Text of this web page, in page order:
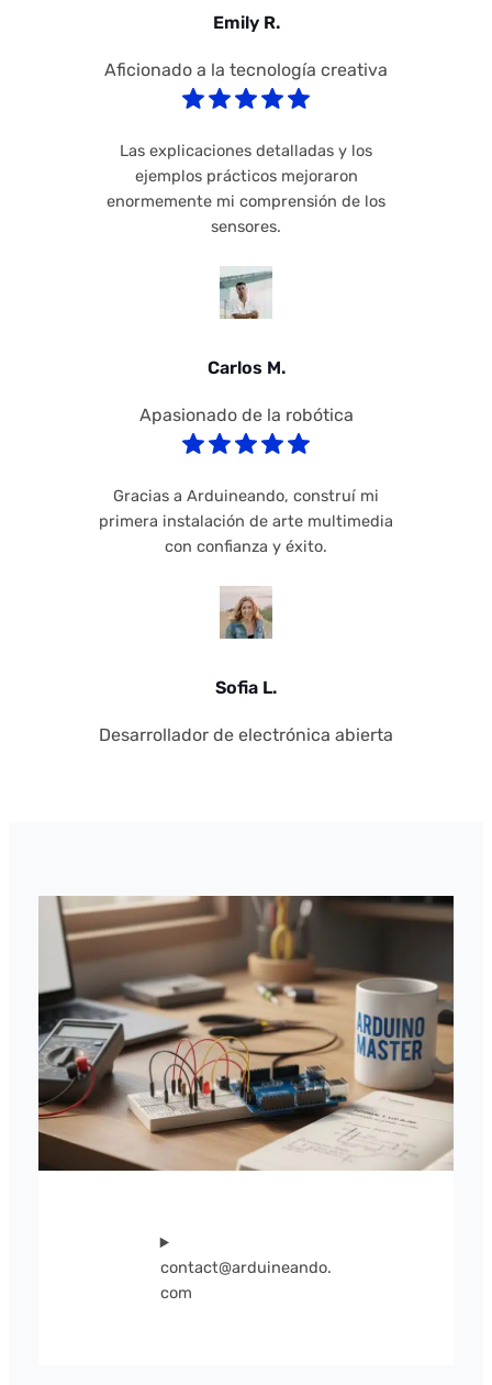
Emily R.
Aficionado a la tecnología creativa
Las explicaciones detalladas y los
ejemplos prácticos mejoraron
enormemente mi comprensión de los
sensores.
Carlos M.
Apasionado de la robótica
Gracias a Arduineando, construí mi
primera instalación de arte multimedia
con confianza y éxito.
Sofia L.
Desarrollador de electrónica abierta
contact@arduineando.
com